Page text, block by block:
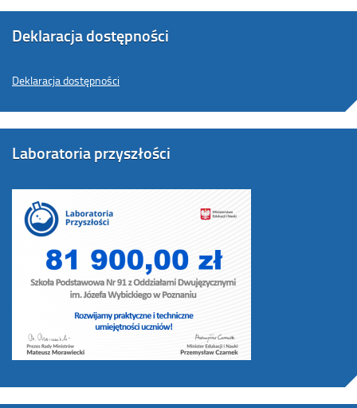
Deklaracja dostępności
Deklaracja dostępności
Laboratoria przyszłości